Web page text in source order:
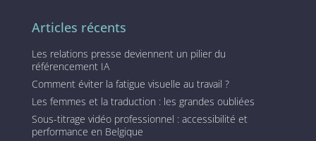
Articles récents
Les relations presse deviennent un pilier du
référencement IA
Comment éviter la fatigue visuelle au travail ?
Les femmes et la traduction : les grandes oubliées
Sous-titrage vidéo professionnel : accessibilité et
performance en Belgique